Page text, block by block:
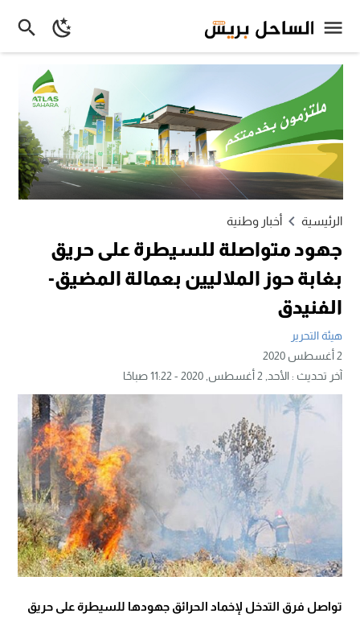
الرئيسية أخبار وطنية
جهود متواصلة للسيطرة على حريق
بغابة حوز الملاليين بعمالة المضيق-
الفنيدق
هيئة التحرير
2 أغسطس 2020
آخر تحديث :الأحد, 2 أغسطس, 2020 - 11:22 صباحًا
تواصل فرق التدخل لإخماد الحرائق جهودها للسيطرة على حريق